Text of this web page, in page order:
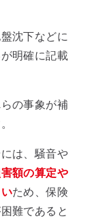
沈下などに
明確に記載
の事象が補
は、騒音や
額の算定や
ため、保険
難であると